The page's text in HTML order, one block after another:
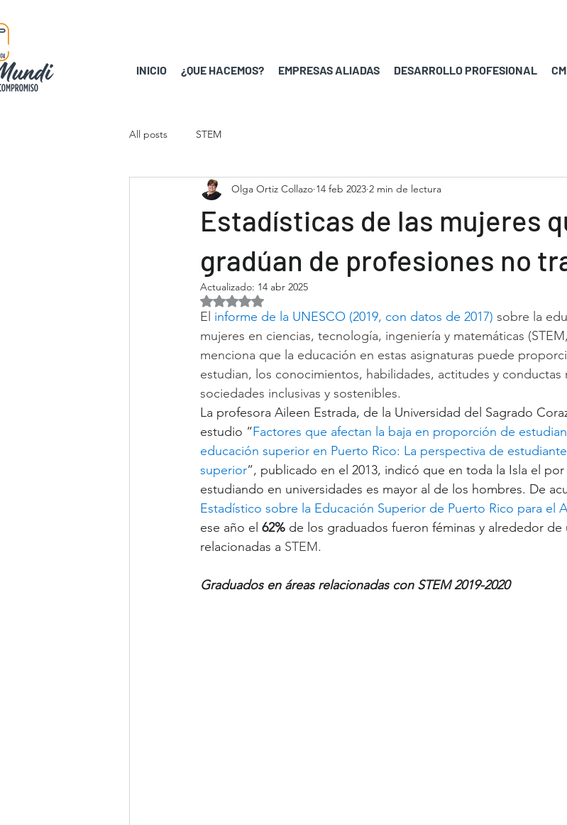
INICIO ¿QUE HACEMOS? EMPRESAS ALIADAS DESARROLLO PROFESIONAL
All posts STEM
Estadísticas de las mujeres
gradúan de profesiones no
Olga Ortiz Collazo 14 feb 2023 2 min de lectura
Actualizado: 14 abr 2025
Obtuvo NaN de 5 estrellas.
El informe de la UNESCO (2019, con datos de 2017) sobre la
mujeres en ciencias, tecnología, ingeniería y matemáticas
menciona que la educación en estas asignaturas puede
estudian, los conocimientos, habilidades, actitudes y conductas
sociedades inclusivas y sostenibles.
La profesora Aileen Estrada, de la Universidad del Sagrado
estudio “Factores que afectan la baja en proporción de
educación superior en Puerto Rico: La perspectiva de
superior”, publicado en el 2013, indicó que en toda la Isla el
estudiando en universidades es mayor al de los hombres. De
Estadístico sobre la Educación Superior de Puerto Rico para el
ese año el 62% de los graduados fueron féminas y alrededor de
relacionadas a STEM.
Graduados en áreas relacionadas con STEM 2019-2020